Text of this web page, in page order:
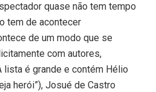
quase não tem tempo
tem de acontecer
de um modo que se
com autores,
lista é grande e contém Hélio
herói”), Josué de Castro